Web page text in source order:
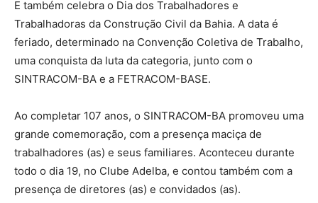
E também celebra o Dia dos Trabalhadores e
Trabalhadoras da Construção Civil da Bahia. A data é
feriado, determinado na Convenção Coletiva de Trabalho,
uma conquista da luta da categoria, junto com o
SINTRACOM-BA e a FETRACOM-BASE.
Ao completar 107 anos, o SINTRACOM-BA promoveu uma
grande comemoração, com a presença maciça de
trabalhadores (as) e seus familiares. Aconteceu durante
todo o dia 19, no Clube Adelba, e contou também com a
presença de diretores (as) e convidados (as).